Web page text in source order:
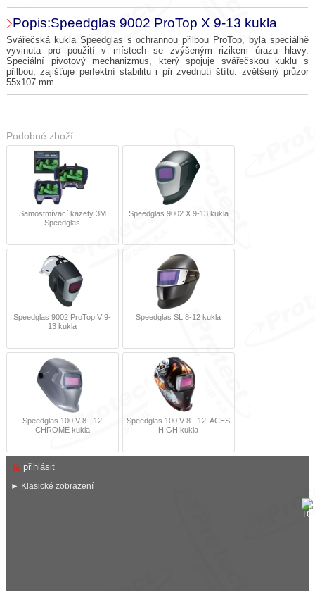
Popis:Speedglas 9002 ProTop X 9-13 kukla
Svářečská kukla Speedglas s ochrannou přilbou ProTop, byla speciálně
vyvinuta pro použití v místech se zvýšeným rizikem úrazu hlavy.
Speciální pivotový mechanizmus, který spojuje svářečskou kuklu s
přilbou, zajišťuje perfektní stabilitu i při zvednutí štítu. zvětšený průzor
55x107 mm.
Podobné zboží:
Samostmívací kazety 3M
Speedglas
Speedglas 9002 X 9-13 kukla
Speedglas 9002 ProTop V 9-
13 kukla
Speedglas SL 8-12 kukla
Speedglas 100 V 8 - 12
CHROME kukla
Speedglas 100 V 8 - 12. ACES
HIGH kukla